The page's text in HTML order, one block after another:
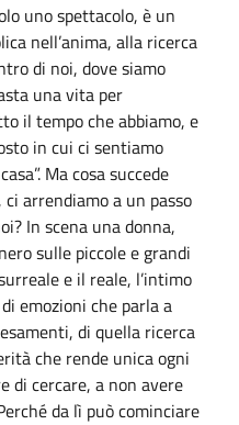
uno spettacolo, è un
nell’anima, alla ricerca
di noi, dove siamo
una vita per
il tempo che abbiamo, e
in cui ci sentiamo
Ma cosa succede
arrendiamo a un passo
In scena una donna,
sulle piccole e grandi
e il reale, l’intimo
emozioni che parla a
di quella ricerca
che rende unica ogni
di cercare, a non avere
da lì può cominciare